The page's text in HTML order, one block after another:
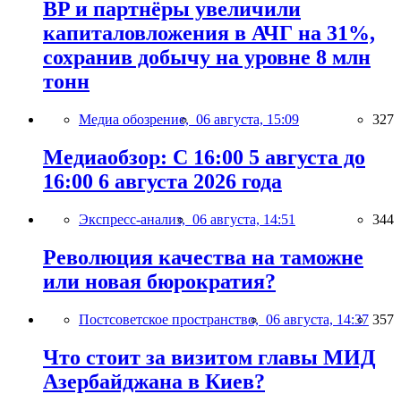
BP и партнёры увеличили
капиталовложения в АЧГ на 31%,
сохранив добычу на уровне 8 млн
тонн
Медиа обозрение, 06 августа, 15:09 327
Медиаобзор: С 16:00 5 августа до
16:00 6 августа 2026 года
Экспресс-анализ, 06 августа, 14:51 344
Революция качества на таможне
или новая бюрократия?
Постсоветское пространство, 06 августа, 14:37 357
Что стоит за визитом главы МИД
Азербайджана в Киев?